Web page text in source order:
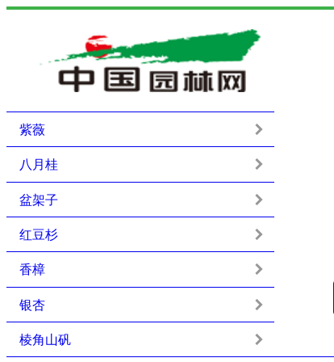
紫薇
八月桂
盆架子
红豆杉
香樟
银杏
棱角山矾